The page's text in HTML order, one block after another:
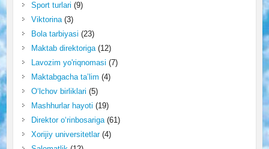
Sport turlari (9)
Viktorina(3)
Bola tarbiyasi (23)
Maktab direktoriga(12)
Lavozim yo'riqnomasi (7)
Maktabgacha ta’lim (4)
O‘lchov birliklari (5)
Mashhurlar hayoti (19)
Direktor o‘rinbosariga(61)
Xorijiy universitetlar(4)